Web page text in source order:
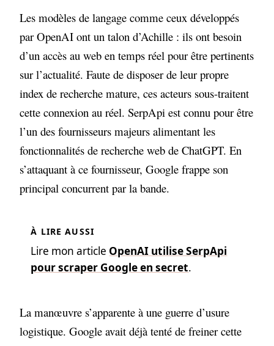
Les modèles de langage comme ceux développés
par OpenAI ont un talon d’Achille : ils ont besoin
d’un accès au web en temps réel pour être pertinents
sur l’actualité. Faute de disposer de leur propre
index de recherche mature, ces acteurs sous-traitent
cette connexion au réel. SerpApi est connu pour être
l’un des fournisseurs majeurs alimentant les
fonctionnalités de recherche web de ChatGPT. En
s’attaquant à ce fournisseur, Google frappe son
principal concurrent par la bande.
Lire mon article OpenAI utilise SerpApi
pour scraper Google en secret.
La manœuvre s’apparente à une guerre d’usure
logistique. Google avait déjà tenté de freiner cette